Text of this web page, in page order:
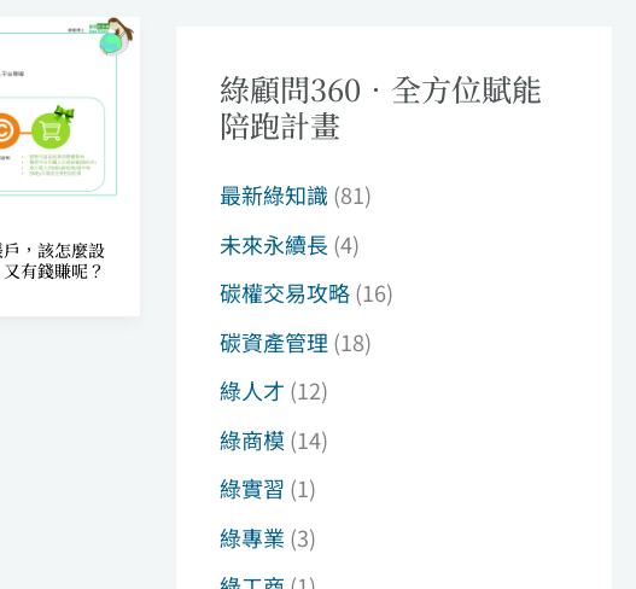
戶，該怎麼設
有錢賺呢？
綠顧問360．全方位賦能
陪跑計畫
最新綠知識(81)
未來永續長 (4)
碳權交易攻略(16)
碳資產管理 (18)
綠人才 (12)
綠商模(14)
綠實習 (1)
綠專業 (3)